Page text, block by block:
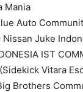
Mania
Auto
Nissan Juke
IST
Vitara
Brothers